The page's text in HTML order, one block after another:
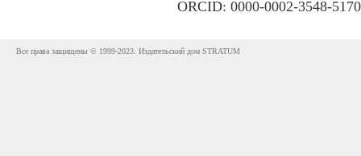
ORCID: 0000-0002-3548-5170
Все права защищены © 1999-2023. Издательский дом STRATUM